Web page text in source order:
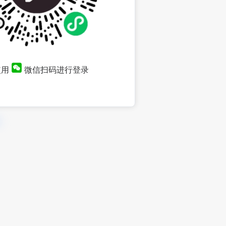
微信扫码进行登录